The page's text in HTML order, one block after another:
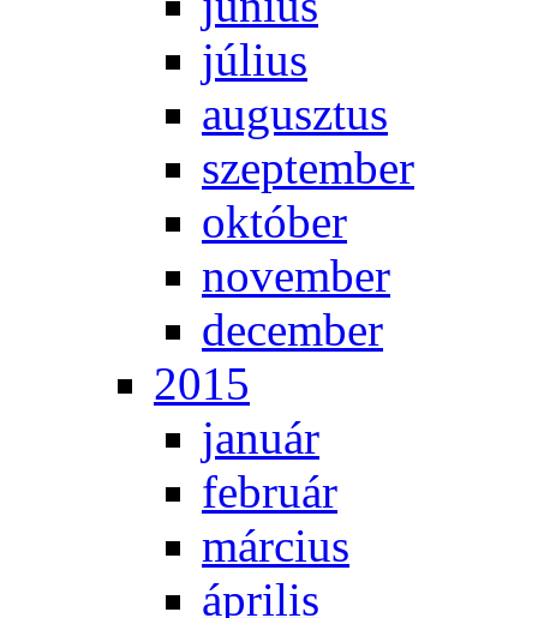
jú­li­us
au­gusz­tus
szep­tem­ber
ok­tó­ber
no­vem­ber
de­cem­ber
2015
ja­nu­ár
feb­ru­ár
már­ci­us
áp­ri­lis